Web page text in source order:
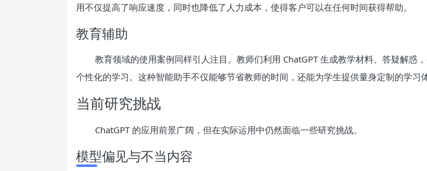
用不仅提高了响应速度，同时也降低了人力成本，使得客户可以在任何时间获得帮助。
教育辅助
教育领域的使用案例同样引人注目。教师们利用 ChatGPT 生成教学材料、答疑解惑
个性化的学习。这种智能助手不仅能够节省教师的时间，还能为学生提供量身定制的学习体
当前研究挑战
ChatGPT 的应用前景广阔，但在实际运用中仍然面临一些研究挑战。
模型偏见与不当内容